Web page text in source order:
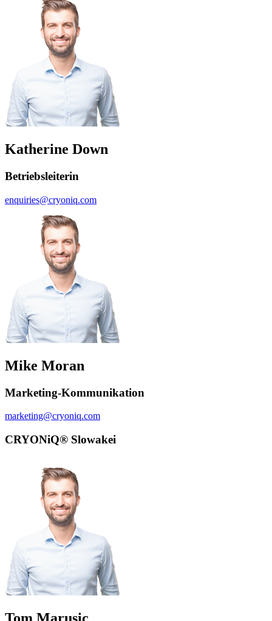
Katherine Down
Betriebsleiterin
enquiries@cryoniq.com
Mike Moran
Marketing-Kommunikation
marketing@cryoniq.com
CRYONiQ® Slowakei